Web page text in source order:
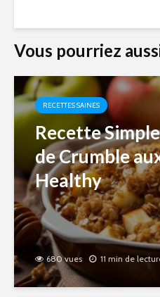
Vous pourriez
RECETTES SAINES
Recette
de Crumble
Healthy
680 vues 11 min de